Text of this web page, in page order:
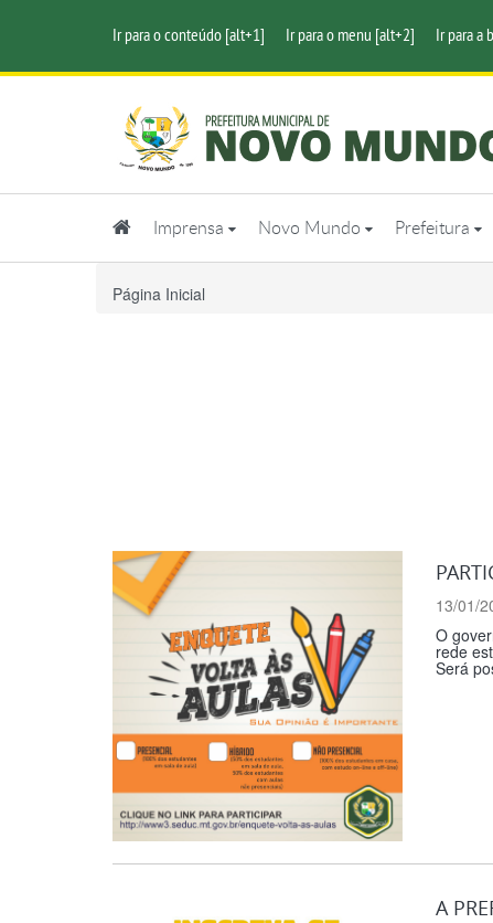
Ir para o conteúdo [alt+1] Ir para o menu [alt+2] Ir para a
Imprensa Novo Mundo Prefeitura
Página Inicial
13/01/
O
rede
Será
A